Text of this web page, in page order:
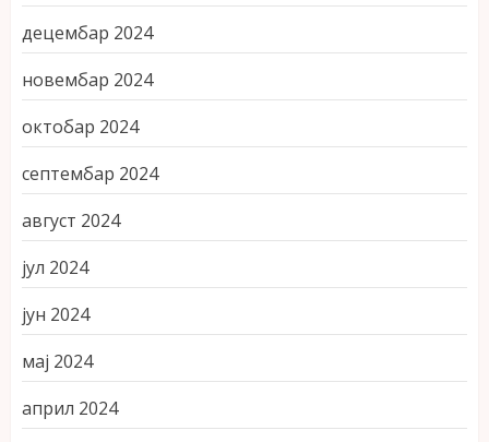
децембар 2024
новембар 2024
октобар 2024
септембар 2024
август 2024
јул 2024
јун 2024
мај 2024
април 2024